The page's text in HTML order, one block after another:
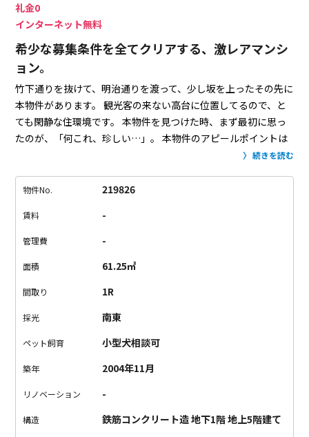
礼金0
インターネット無料
希少な募集条件を全てクリアする、激レアマンシ
ョン。
竹下通りを抜けて、明治通りを渡って、少し坂を上ったその先に
本物件があります。 観光客の来ない高台に位置してるので、と
ても閑静な住環境です。
本物件を見つけた時、まず最初に思っ
たのが、「何これ、珍しい…」。 本物件のアピールポイントは
物件探しをしている
いんじゃないですか？一等地であればあるほど、駐車場無いで
るか、いかにやばいか、分かる人には分かるはず。
があるので、早い者勝ちです。
では中型犬を1匹飼うことができます。
て思った方、まだまだですね！
んですよ。
つまり、2025年人気犬種ランキング4位の「柴犬」
と8位の「フレンチブルドッグ」は原則、マンションでは飼えな
択だと諦めてた方、本物件はなかなか空きが出ないので、今が
み。しかも、広い1R物件の中でも60㎡以上はなかなか無いで
続きを読む
物件No. 219826
賃料 -
管理費 -
面積 61.25㎡
間取り 1R
採光 南東
ペット飼育 小型犬相談可
築年 2004年11月
リノベーション -
構造 鉄筋コンクリート造 地下1階 地上5階建て